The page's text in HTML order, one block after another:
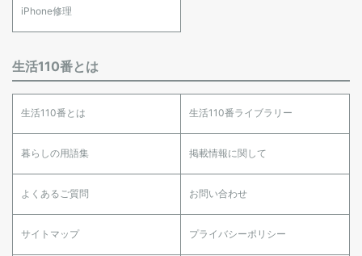
iPhone修理
生活110番とは
生活110番とは 生活110番ライブラリー
暮らしの用語集 掲載情報に関して
よくあるご質問 お問い合わせ
サイトマップ プライバシーポリシー